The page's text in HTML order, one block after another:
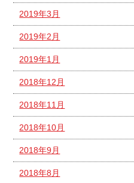
2019年3月
2019年2月
2019年1月
2018年12月
2018年11月
2018年10月
2018年9月
2018年8月